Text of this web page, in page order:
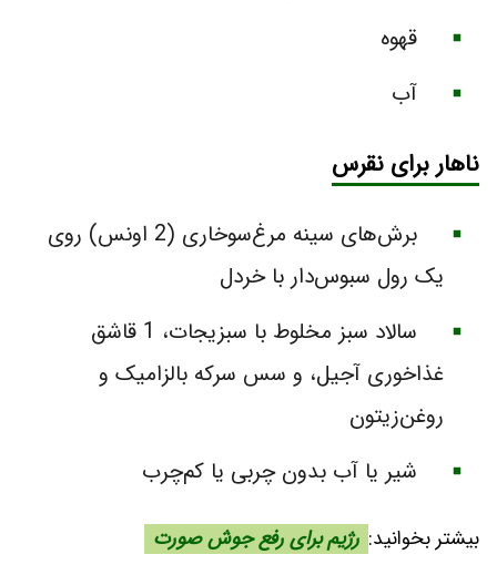
قهوه
آب
ناهار برای نقرس
برش‌های سینه مرغ‌سوخاری (2 اونس) روی
یک رول سبوس‌دار با خردل
سالاد سبز مخلوط با سبزیجات، 1 قاشق
غذاخوری آجیل، و سس سرکه بالزامیک و
روغن‌زیتون
شیر یا آب بدون چربی یا کم‌چرب
بیشتر بخوانید: رژیم برای رفع جوش صورت